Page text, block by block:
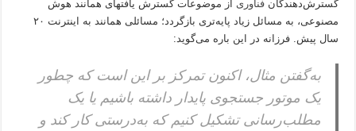
گسترش‌دهندگانفناوری از موضوعات گسترش یافتهای همانند هوش
مصنوعی، به مسائل زیاد پایه‌تری بازگردد؛ مسائلی همانند به اینترنت ۲۰
سال پیش. فرزانه در این باره می‌گوید:
به‌گفتن مثال، اکنون تمرکز بر این است که چطور
یک موتور جستجوی پایدار داشته باشیم یا یک
مطلب‌رسانی تشکیل کنیم که به‌درستی کار کند و